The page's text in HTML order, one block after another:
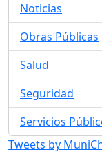
Noticias
Obras Públicas
Salud
Seguridad
Servicios
Tweets by